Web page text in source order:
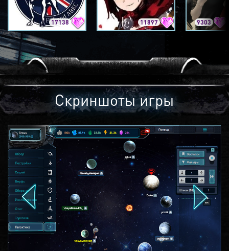
17138 11897 9303
Скриншоты игры